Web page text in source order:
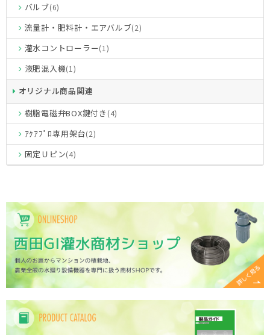
バルブ(6)
流量計・肥料計・エアバルブ(2)
灌水コントローラー(1)
液肥混入機(1)
オリジナル商品関連
樹脂電磁弁BOX鍵付き (4)
ｱｸｱﾌﾟﾛ専用架台(2)
固定Ｕピン(4)